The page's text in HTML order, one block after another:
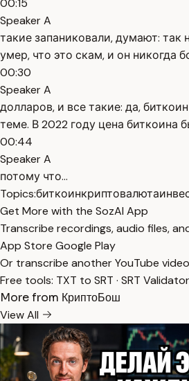
00:15
Speaker A
такие запаниковали, думают: так
умер, что это скам, и он никогда
00:30
Speaker A
долларов, и все такие: да,
теме. В 2022 году цена биткоина
00:44
Speaker A
потому что...
Topics:биткоинкриптовалюта
Get More with the SozAI App
Transcribe recordings, audio files,
App Store Google Play
Or transcribe another YouTube
Free tools: TXT to SRT · SRT Validator
More from КриптоБош
View All